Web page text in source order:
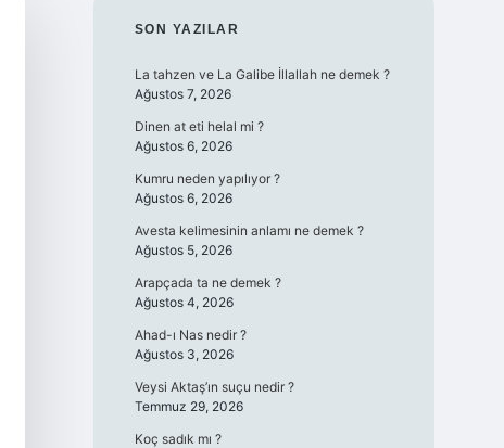
SIDEBAR
SON YAZILAR
La tahzen ve La Galibe İllallah ne demek ?
Ağustos 7, 2026
Dinen at eti helal mi ?
Ağustos 6, 2026
Kumru neden yapılıyor ?
Ağustos 6, 2026
Avesta kelimesinin anlamı ne demek ?
Ağustos 5, 2026
Arapçada ta ne demek ?
Ağustos 4, 2026
Ahad-ı Nas nedir ?
Ağustos 3, 2026
Veysi Aktaş’ın suçu nedir ?
Temmuz 29, 2026
Koç sadık mı ?